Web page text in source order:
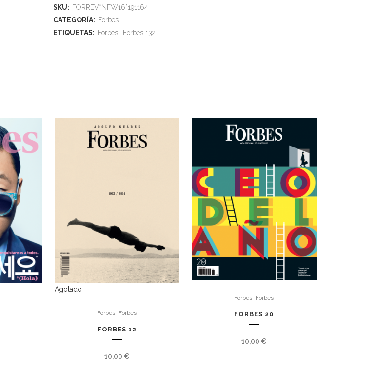
SKU: FORREV*NFW16*191164
CATEGORÍA: Forbes
ETIQUETAS: Forbes, Forbes 132
Agotado
Forbes, Forbes
FORBES 12
10,00 €
Forbes, Forbes
FORBES 20
10,00 €